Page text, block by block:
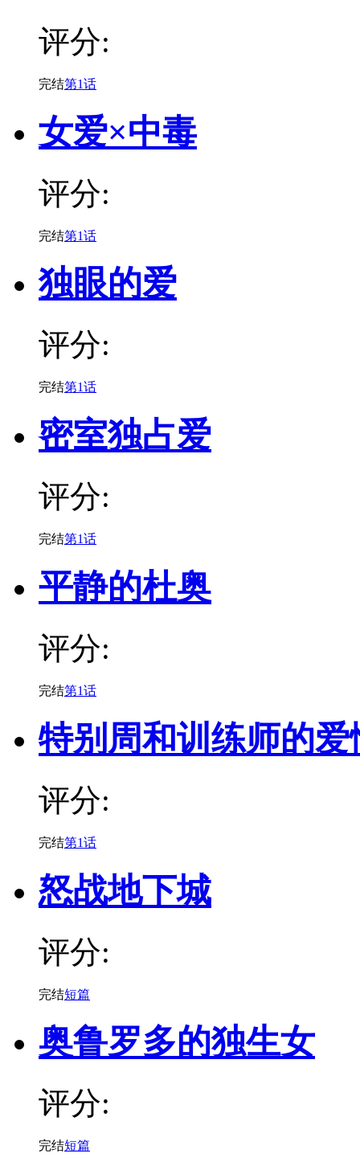
评分:
完结第1话
女爱×中毒
评分:
完结第1话
独眼的爱
评分:
完结第1话
密室独占爱
评分:
完结第1话
平静的杜奥
评分:
完结第1话
特别周和训练师的爱
评分:
完结第1话
怒战地下城
评分:
完结短篇
奥鲁罗多的独生女
评分:
完结短篇